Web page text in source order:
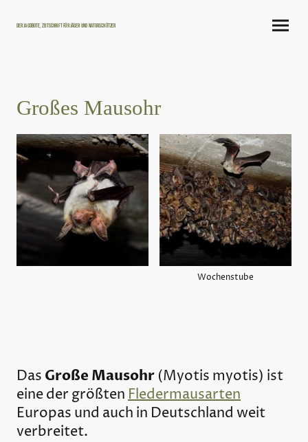
Der Jagdbote, Zeitschrift für Jäger und Naturschützer
Großes Mausohr
Wochenstube
Das Große Mausohr (Myotis myotis) ist
eine der größtenFledermausarten
Europas und auch in Deutschland weit
verbreitet.